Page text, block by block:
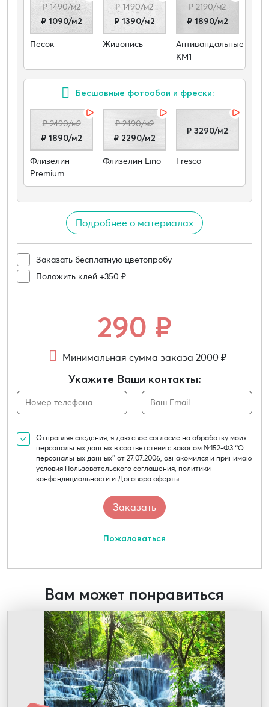
₽ 1490/м2
₽ 1090/м2
Песок
₽ 1490/м2
₽ 1390/м2
Живопись
₽ 2190/м2
₽ 1890/м2
Антивандальные
КМ1
Бесшовные фотообои и фрески:
₽ 2490/м2
₽ 1890/м2
Флизелин
Premium
₽ 2490/м2
₽ 2290/м2
Флизелин Lino
₽ 3290/м2
Fresco
Подробнее о материалах
Заказать бесплатную цветопробу
Положить клей +350 ₽
290 ₽
Минимальная сумма заказа 2000 ₽
Укажите Ваши контакты:
Отправляя сведения, я даю свое согласие на обработку моих
персональных данных в соответствии с законом №152-Ф3 “О
персональных данных” от 27.07.2006, ознакомился и принимаю
условия Пользовательского соглашения, политики
конфендициальности и Договора оферты
Пожаловаться
Вам может понравиться